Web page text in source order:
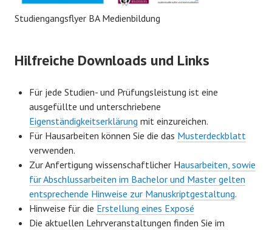
Studiengangsflyer BA Medienbildung
Hilfreiche Downloads und Links
Für jede Studien- und Prüfungsleistung ist eine
ausgefüllte und unterschriebene
Eigenständigkeitserklärung mit einzureichen.
Für Hausarbeiten können Sie die das Musterdeckblatt
verwenden.
Zur Anfertigung wissenschaftlicher Hausarbeiten, sowie
für Abschlussarbeiten im Bachelor und Master gelten
entsprechende Hinweise zur Manuskriptgestaltung.
Hinweise für die Erstellung eines Exposé
Die aktuellen Lehrveranstaltungen finden Sie im